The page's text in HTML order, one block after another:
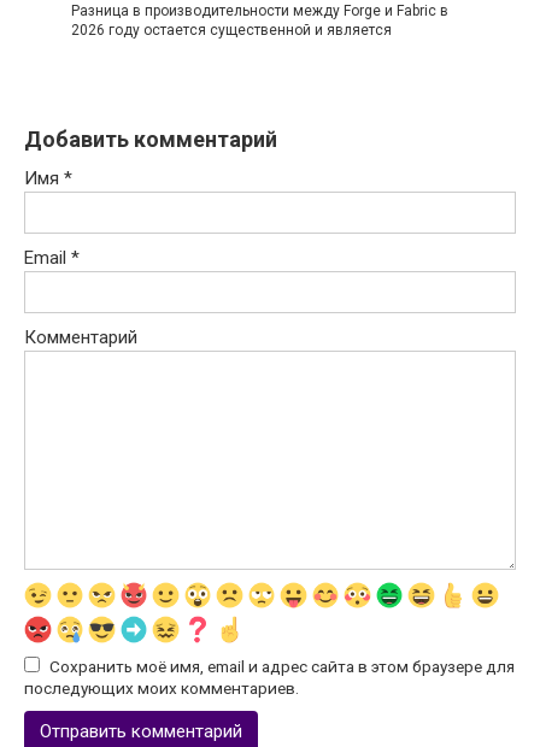
Разница в производительности между Forge и Fabric в
2026 году остается существенной и является
Добавить комментарий
Имя *
Email *
Комментарий
Сохранить моё имя, email и адрес сайта в этом браузере для
последующих моих комментариев.